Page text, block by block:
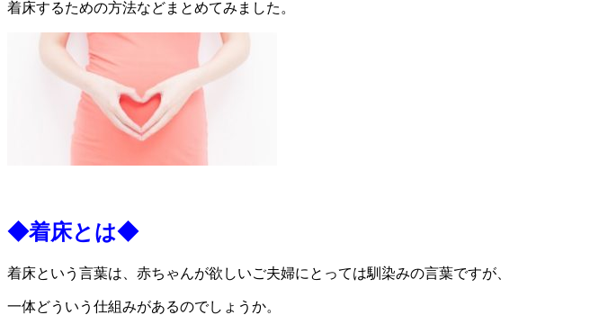
着床するための方法などまとめてみました。
◆着床とは◆
着床という言葉は、赤ちゃんが欲しいご夫婦にとっては馴染みの言葉ですが、
一体どういう仕組みがあるのでしょうか。